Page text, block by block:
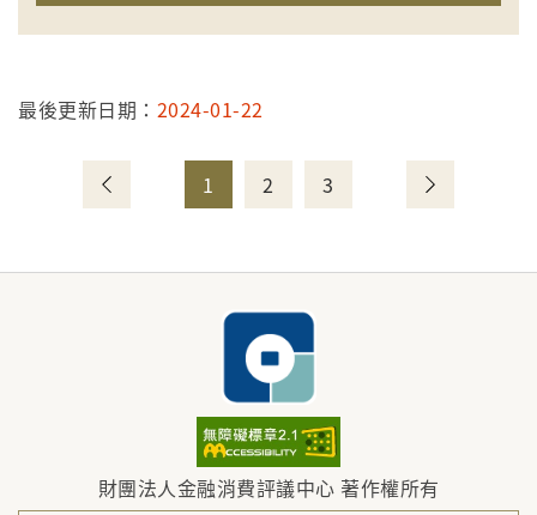
最後更新日期： 2024-01-22
1 2 3
財團法人金融消費評議中心 著作權所有